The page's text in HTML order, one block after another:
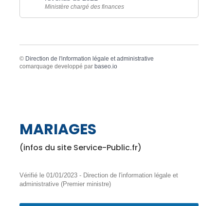
Ministère chargé des finances
© Direction de l'information légale et administrative
comarquage developpé par baseo.io
MARIAGES
(infos du site Service-Public.fr)
Vérifié le 01/01/2023 - Direction de l'information légale et
administrative (Premier ministre)